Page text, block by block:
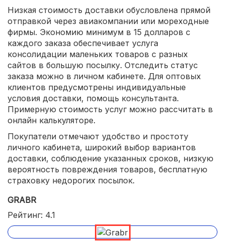
Низкая стоимость доставки обусловлена прямой
отправкой через авиакомпании или мореходные
фирмы. Экономию минимум в 15 долларов с
каждого заказа обеспечивает услуга
консолидации маленьких товаров с разных
сайтов в большую посылку. Отследить статус
заказа можно в личном кабинете. Для оптовых
клиентов предусмотрены индивидуальные
условия доставки, помощь консультанта.
Примерную стоимость услуг можно рассчитать в
онлайн калькуляторе.
Покупатели отмечают удобство и простоту
личного кабинета, широкий выбор вариантов
доставки, соблюдение указанных сроков, низкую
вероятность повреждения товаров, бесплатную
страховку недорогих посылок.
GRABR
Рейтинг: 4.1